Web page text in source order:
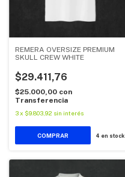
REMERA OVERSIZE PREMIUM
SKULL CREW WHITE
$29.411,76
$25.000,00 con
Transferencia
3x $9.803,92 sin interés
COMPRAR 4 en stock